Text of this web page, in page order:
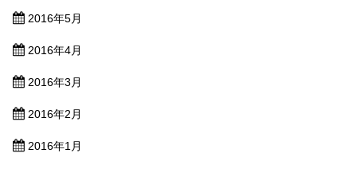
2016年5月
2016年4月
2016年3月
2016年2月
2016年1月